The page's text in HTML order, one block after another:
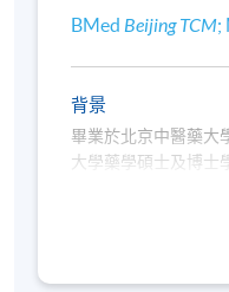
BMedBeijing TCM;
背景
畢業於北京中醫藥大
大學藥學碩士及博士
富山醫科藥科大學客